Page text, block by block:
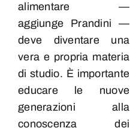
alimentare —
aggiunge Prandini —
deve diventare una
vera e propria materia
di studio. È importante
educare le nuove
generazioni alla
conoscenza dei